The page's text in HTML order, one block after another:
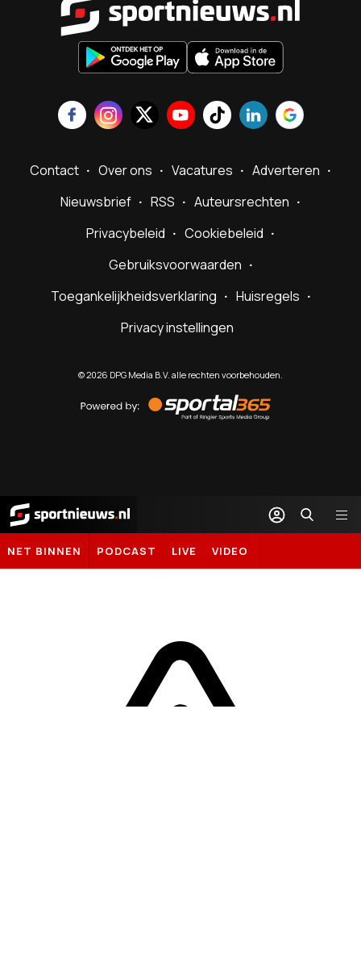
Contact Over ons Vacatures
Adverteren
Nieuwsbrief
RSS
Auteursrechten
Privacybeleid
Cookiebeleid
Gebruiksvoorwaarden
Toegankelijkheidsverklaring
Huisregels
Privacy instellingen
©2026 DPG Media B.V. alle rechten voorbehouden.
by
Sportal365
Sportnieuws.nl
NET BINNEN PODCAST LIVE VIDEO